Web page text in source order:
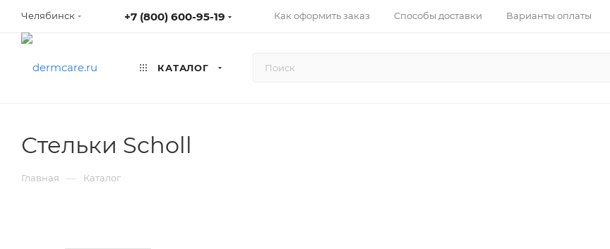
Челябинск +7 (800) 600-95-19 Как оформить заказ Способы доставки Варианты оплаты
КАТАЛОГ
Стельки Scholl
Главная — Каталог